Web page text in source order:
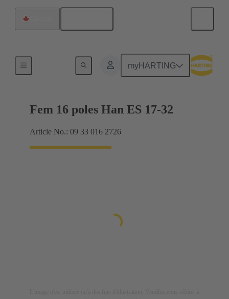
myHARTING
Intensités jusqu'à 16 A
Fem 16 poles Han ES 17-32
Article No.: 09 33 016 2726